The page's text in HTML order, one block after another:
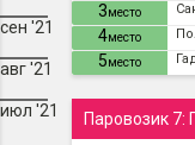
сен '21
авг '21
июл '21
3место
4место
5место
Паровозик 7: